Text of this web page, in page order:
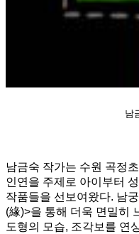
남
남금숙 작가는 수원 곡정
인연을 주제로 아이부터
작품들을 선보여왔다. 남
(緣)>을 통해 더욱 면밀히
도형의 모습, 조각보를 연